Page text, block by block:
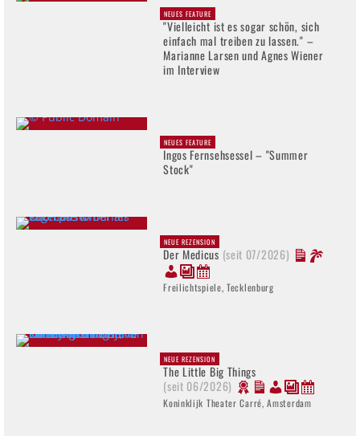
NEUES FEATURE
"Vielleicht ist es sogar schön, sich
einfach mal treiben zu lassen." –
Marianne Larsen und Agnes Wiener
im Interview
NEUES FEATURE
Ingos Fernsehsessel – "Summer
Stock"
NEUE REZENSION
Der Medicus (seit 07/2026)
Freilichtspiele, Tecklenburg
NEUE REZENSION
The Little Big Things
(seit 06/2026)
Koninklijk Theater Carré, Amsterdam